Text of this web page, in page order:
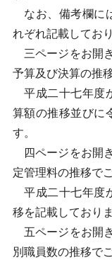
なお、備考欄に
れぞれ記載してお
三ページをお開
予算及び決算の推
平成二十七年度
算額の推移並びに
す。
四ページをお開
定管理料の推移で
平成二十七年度
移を記載しておりま
五ページをお開
別職員数の推移で